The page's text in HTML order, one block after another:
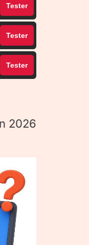
Tester
Tester
Tester
2026